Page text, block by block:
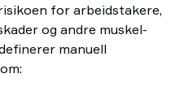
for arbeidstakere,
og andre muskel-
manuell